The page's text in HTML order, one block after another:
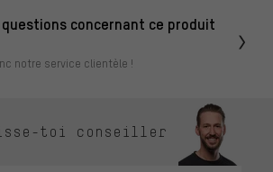
questions concernant ce produit
notre service clientèle !
toi conseiller